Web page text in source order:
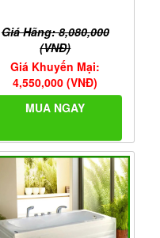
Giá Hãng: 8,080,000
(VNĐ)
Giá Khuyến Mại:
4,550,000 (VNĐ)
MUA NGAY